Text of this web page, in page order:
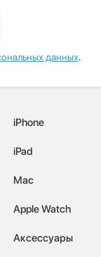
данных.
iPhone
iPad
Mac
Apple Watch
Аксессуары